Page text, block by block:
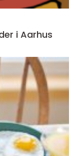
i Aarhus